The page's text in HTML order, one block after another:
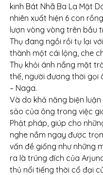
kinh Bát Nhã Ba La Mật
nhiên xuất hiện 6 con
lượn vòng vòng trên bầu
Thụ đang ngồi rồi tụ lại
thành một cái lộng, che
Thụ khỏi ánh nắng mặt
thế, người đương thời gọi
– Naga.
Và do khả năng biện
sảo của ông trong việc
Phật pháp, giúp cho
nghe nắm ngay được
vấn đề giống như những
ra là trúng đích của
thủ nổi tiếng thời cổ đại